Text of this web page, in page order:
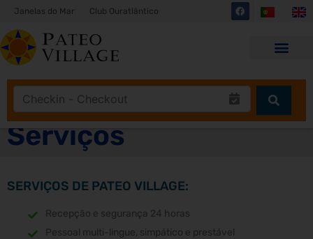
Janelas do Mar Club Ouratlântico
Serviços
SERVIÇOS DE PATEO VILLAGE:
Recepção e segurança 24 horas
Pessoal multi-lingue, simpático e prestável